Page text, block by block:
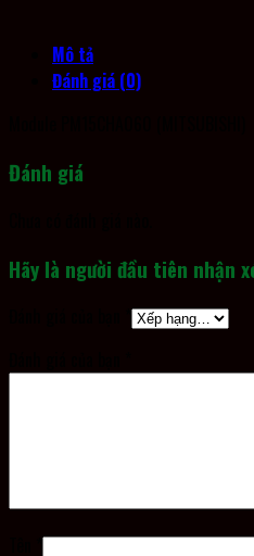
Mô tả
Đánh giá (0)
Đánh giá
Hãy là người đầu tiên nhận